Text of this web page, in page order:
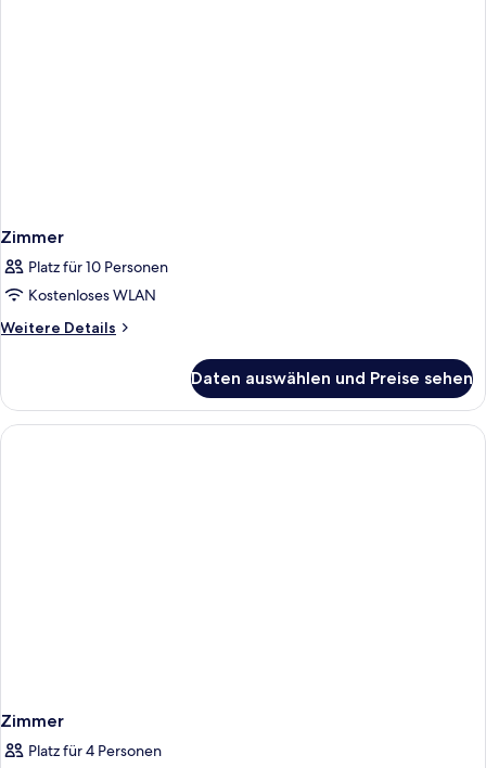
Zimmer
Platz für 10 Personen
Kostenloses WLAN
Weitere Details
Weitere
Daten auswählen und Preise sehen
Zimmer
Platz für 4 Personen